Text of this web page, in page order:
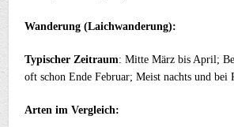
Wanderung (Laichwanderung):
Typischer Zeitraum: Mitte März bis April;
oft schon Ende Februar; Meist nachts und bei
Arten im Vergleich: